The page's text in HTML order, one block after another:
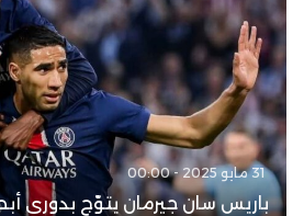
31 مايو 2025 - 00:00
باريس سان جيرمان يتوّج بدوري